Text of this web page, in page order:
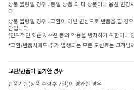
상품 불량일 경우 : 동일 상품 외 타 상품이나 옵션 변
다.
상품 불량일 경우 : 교환이 아닌 변심으로 반품을 할
담입니다.
(인위적인 훼손 & 수선 등의 악용을 방지하기 위함이니
*교환/반품시에도 추가 발생되는 모든 도선료는 고객님
교환/반품이 불가한 경우
반품기한(상품 수령후 7일)이 경과한 경우